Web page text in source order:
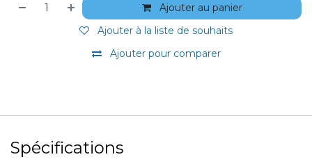
Ajouter au panier
Ajouter pour comparer
Ajouter à la liste de souhaits
Spécifications